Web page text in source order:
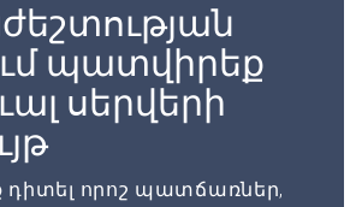
պատվիրեք
սերվերի
դիտել որոշ պատճառներ,